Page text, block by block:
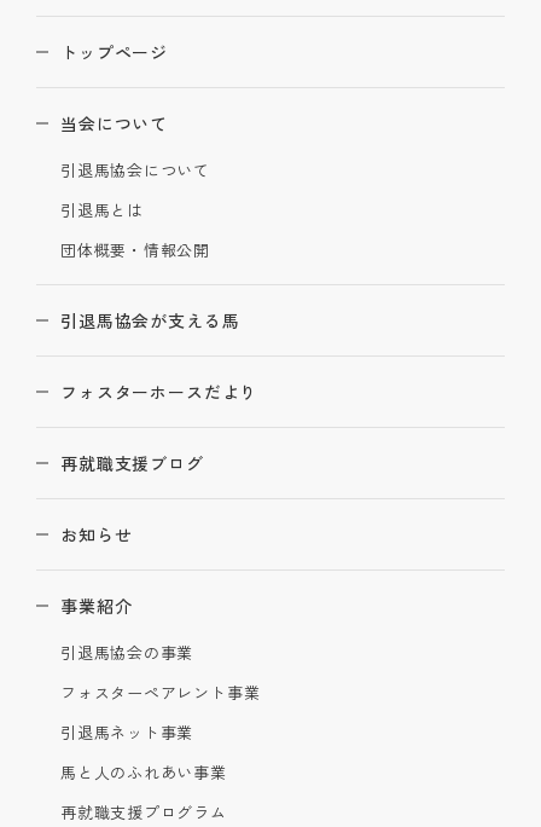
トップページ
当会について
引退馬協会について
引退馬とは
団体概要・情報公開
引退馬協会が支える馬
フォスターホースだより
再就職支援ブログ
お知らせ
事業紹介
引退馬協会の事業
フォスターペアレント事業
引退馬ネット事業
馬と人のふれあい事業
再就職支援プログラム